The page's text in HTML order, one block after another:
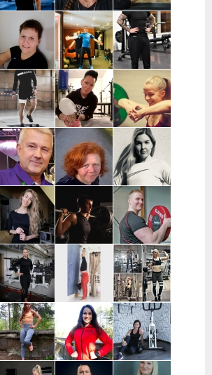
Leppänen |
Pirkanmaa
Eeva Beckford
| Espoo ja
Leppävaara
Heidi Ilomäki
| Sastamala
Teija Augustin
| Varsinais-
Suomi, Turku
Kari Timonen
| Lohja
Arttu Kurkela
| Pohjois-
Pohjanmaa
Luukas Tukia |
Helsinki
Heli Toro |
Riihimäki,
Hyvinkää,
Hausjärvi,
Loppi,
Janakkala
Tanja Juntunen |
Päijät-Häme ja
Pääkaupunkiseutu
Stefan
Westerback |
Pääkaupunkiseutu
Eeva Nuutinen |
Pääkaupunkiseutu
ja Muu Suomi
Routa
Training |
Helsinki ja
Espoo
Elina Lepistö |
Pirkanmaa
Heidi Soikkeli
| Tampere
Jani Lehtilä |
Turku ja etä
Jenna Hakala
| Turku ja
Varsinais-
Suomi
Leinimaa |
Hyvinkää,
Hausjärvi,
Riihimäki
Christin
Moritz |
Helsinki,
Espoo ja
Vantaa
Janette
Sofia Kuisti-
Jenni Harala |